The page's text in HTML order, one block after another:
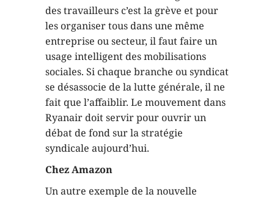
des travailleurs c’est la grève et pour
les organiser tous dans une même
entreprise ou secteur, il faut faire un
usage intelligent des mobilisations
sociales. Si chaque branche ou syndicat
se désassocie de la lutte générale, il ne
fait que l’affaiblir. Le mouvement dans
Ryanair doit servir pour ouvrir un
débat de fond sur la stratégie
syndicale aujourd’hui.
Chez Amazon
Un autre exemple de la nouvelle